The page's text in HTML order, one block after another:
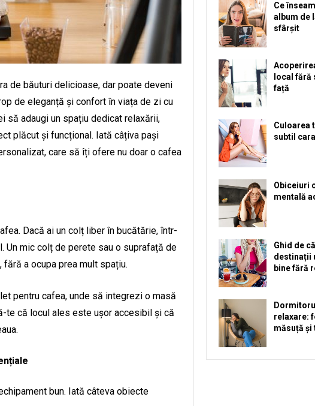
de băuturi delicioase, dar poate deveni
de eleganță și confort în viața de zi cu
să adaugi un spațiu dedicat relaxării,
plăcut și funcțional. Iată câțiva pași
care să îți ofere nu doar o cafea
Dacă ai un colț liber în bucătărie, într-
Un mic colț de perete sau o suprafață de
a ocupa prea mult spațiu.
pentru cafea, unde să integrezi o masă
te că locul ales este ușor accesibil și că
bun. Iată câteva obiecte
Ce
album de
sfârșit
local fără
față
Culoarea
subtil
Obiceiuri
mentală
Ghid de
destinații
bine fără
relaxare:
măsuță și